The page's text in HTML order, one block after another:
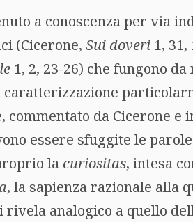
a conoscenza per via
(Cicerone, Sui doveri 1, 31,
1, 2, 23-26) che fungono
da Cicerone e
essere sfuggite le
la curiositas, intesa
, la sapienza razionale alla
analogico a quello